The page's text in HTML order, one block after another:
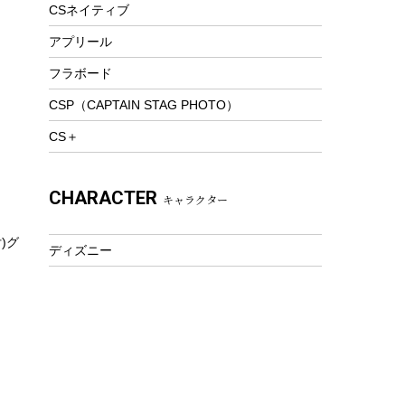
グ
トレッキング
トレッキングステッキ
トレッキングアクセサリー
プレイグッズ
ウェルネス
フィットネス
アクセサリー
CSネイティブ
アプリール
フラボード
CSP（CAPTAIN STAG PHOTO）
CS＋
CHARACTER キャラクター
ディズニー